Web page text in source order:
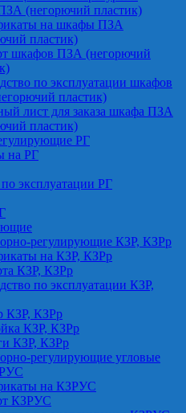
(негорючий пластик)
на шкафы ПЗА
пластик)
шкафов ПЗА (негорючий
по эксплуатации шкафов
пластик)
лист для заказа шкафа ПЗА
пластик)
РГ
на РГ
эксплуатации РГ
регулирующие КЗР, КЗРр
на КЗР, КЗРр
КЗР, КЗРр
по эксплуатации КЗР,
КЗР, КЗРр
КЗР, КЗРр
КЗР, КЗРр
регулирующие угловые
на КЗРУС
КЗРУС